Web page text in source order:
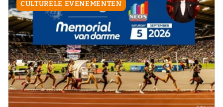
CULTURELE EVENEMENTEN